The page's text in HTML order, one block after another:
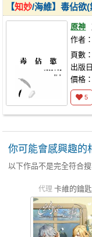
【知妙/海維】毒佔欲(
原神
作者：
頁數
出版
價格
5
你可能會感興趣的
以下作品不是完全符合
代理 卡維的鑰匙